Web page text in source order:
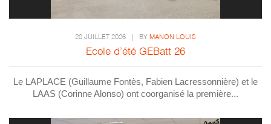
20 JUILLET 2026 BY MANON LOUIS
Ecole d’été GEBatt 26
Le LAPLACE (Guillaume Fontès, Fabien Lacressonnière) et le
LAAS (Corinne Alonso) ont coorganisé la première...